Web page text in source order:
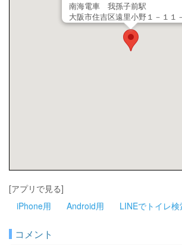
南海電車 我孫子前駅
大阪市住吉区遠里小野１－１１
[アプリで見る]
iPhone用
Android用 LINEでトイレ検
コメント